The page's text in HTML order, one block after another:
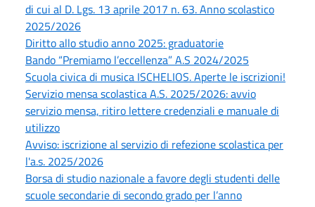
di cui al D. Lgs. 13 aprile 2017 n. 63. Anno scolastico
2025/2026
Diritto allo studio anno 2025: graduatorie
Bando “Premiamo l’eccellenza” A.S 2024/2025
Scuola civica di musica ISCHELIOS. Aperte le iscrizioni!
Servizio mensa scolastica A.S. 2025/2026: avvio
servizio mensa, ritiro lettere credenziali e manuale di
utilizzo
Avviso: iscrizione al servizio di refezione scolastica per
l'a.s. 2025/2026
Borsa di studio nazionale a favore degli studenti delle
scuole secondarie di secondo grado per l’anno